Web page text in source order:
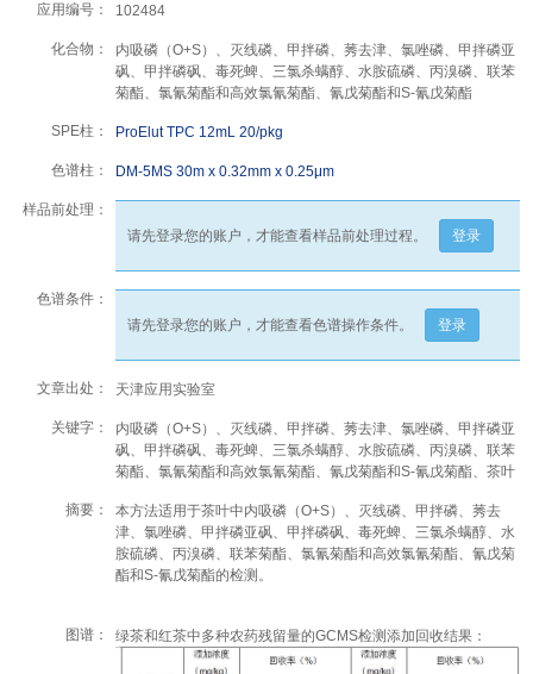
应用编号： 102484
化合物：
内吸磷（O+S）、灭线磷、甲拌磷、莠去津、氯唑磷、甲拌磷亚
砜、甲拌磷砜、毒死蜱、三氯杀螨醇、水胺硫磷、丙溴磷、联苯
菊酯、氯氰菊酯和高效氯氰菊酯、氰戊菊酯和S-氰戊菊酯
SPE柱： ProElut TPC 12mL 20/pkg
色谱柱： DM-5MS 30m x 0.32mm x 0.25μm
样品前处理：
请先登录您的账户，才能查看样品前处理过程。
登录
色谱条件：
请先登录您的账户，才能查看色谱操作条件。
登录
文章出处： 天津应用实验室
关键字：
内吸磷（O+S）、灭线磷、甲拌磷、莠去津、氯唑磷、甲拌磷亚
砜、甲拌磷砜、毒死蜱、三氯杀螨醇、水胺硫磷、丙溴磷、联苯
菊酯、氯氰菊酯和高效氯氰菊酯、氰戊菊酯和S-氰戊菊酯、茶叶
摘要：
本方法适用于茶叶中内吸磷（O+S）、灭线磷、甲拌磷、莠去
津、氯唑磷、甲拌磷亚砜、甲拌磷砜、毒死蜱、三氯杀螨醇、水
胺硫磷、丙溴磷、联苯菊酯、氯氰菊酯和高效氯氰菊酯、氰戊菊
酯和S-氰戊菊酯的检测。
图谱： 绿茶和红茶中多种农药残留量的GCMS检测添加回收结果：